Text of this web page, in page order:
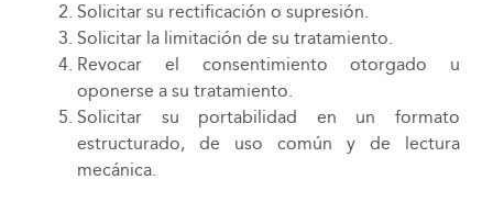
Solicitar su rectificación o supresión.
Solicitar la limitación de su tratamiento.
Revocar el consentimiento otorgado u
oponerse a su tratamiento.
Solicitar su portabilidad en un formato
estructurado, de uso común y de lectura
mecánica.